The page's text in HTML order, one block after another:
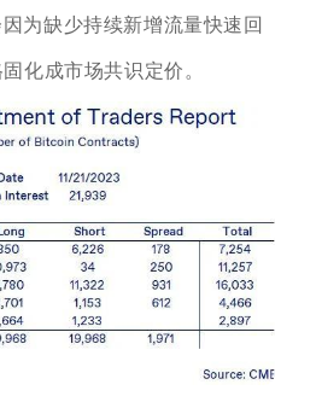
为缺少持续新增流量快速回
化成市场共识定价。